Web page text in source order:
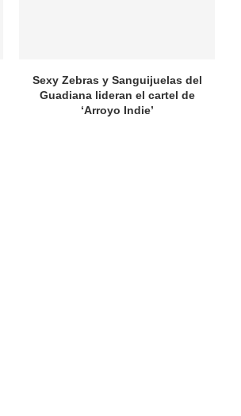
Sexy Zebras y Sanguijuelas del
Guadiana lideran el cartel de
‘Arroyo Indie’